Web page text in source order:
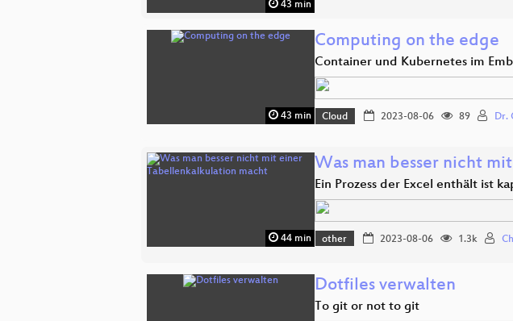
43 min
43 min
Computing on the edge
Container und Kubernetes im
Cloud 2023-08-06 89 Dr.
44 min
Was man besser nicht
Ein Prozess der Excel enthält ist
other 2023-08-06 1.3k
Dotfiles verwalten
To git or not to git